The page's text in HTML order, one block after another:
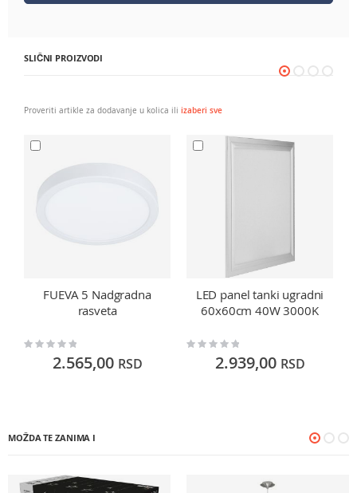
SLIČNI PROIZVODI
Proveriti artikle za dodavanje u kolica ili izaberi sve
FUEVA 5 Nadgradna
rasveta
Rating:
2.565,00 RSD
LED panel tanki ugradni
60x60cm 40W 3000K
Rating:
2.939,00 RSD
MOŽDA TE ZANIMA I